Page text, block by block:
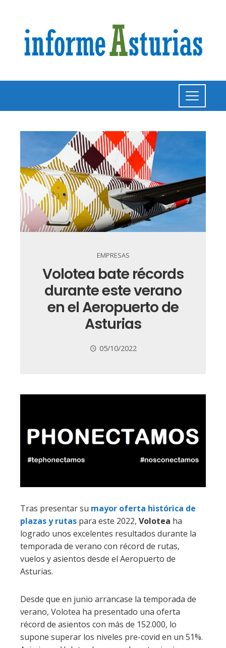
EMPRESAS
Volotea bate récords
durante este verano
en el Aeropuerto de
Asturias
05/10/2022
Tras presentar su mayor oferta histórica de
plazas y rutas para este 2022, Volotea ha
logrado unos excelentes resultados durante la
temporada de verano con récord de rutas,
vuelos y asientos desde el Aeropuerto de
Asturias.
Desde que en junio arrancase la temporada de
verano, Volotea ha presentado una oferta
récord de asientos con más de 152.000, lo
supone superar los niveles pre-covid en un 51%.